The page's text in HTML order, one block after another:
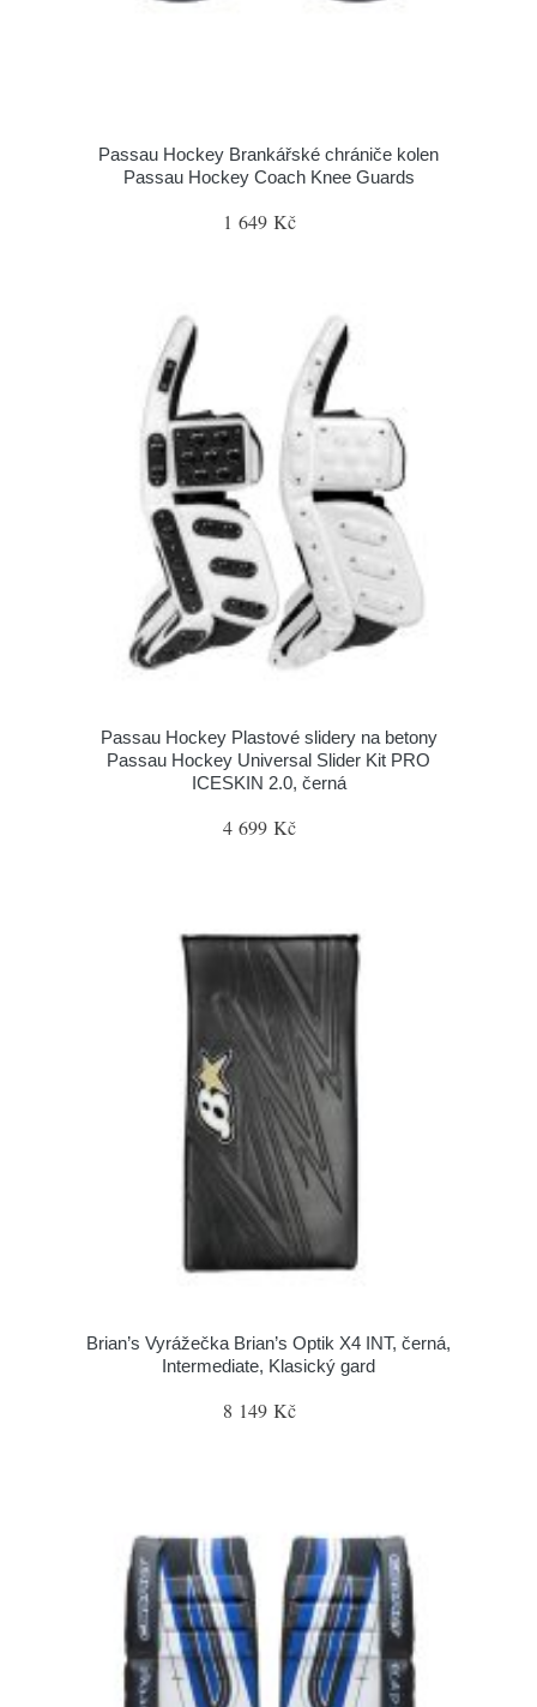
Passau Hockey Brankářské chrániče kolen
Passau Hockey Coach Knee Guards
1 649 Kč
Passau Hockey Plastové slidery na betony
Passau Hockey Universal Slider Kit PRO
ICESKIN 2.0, černá
4 699 Kč
Brian’s Vyrážečka Brian’s Optik X4 INT, černá,
Intermediate, Klasický gard
8 149 Kč